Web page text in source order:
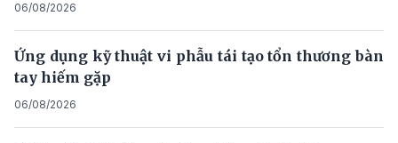
06/08/2026
Ứng dụng kỹ thuật vi phẫu tái tạo tổn thương bàn
tay hiếm gặp
06/08/2026